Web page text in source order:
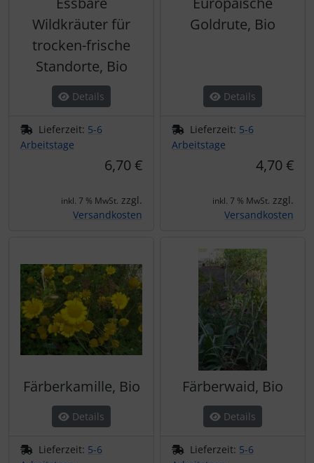
Wildkräuter für
trocken-frische
Standorte, Bio
Details
Lieferzeit: 5-6
Arbeitstage
6,70 €
inkl. 7 % MwSt. zzgl.
Versandkosten
Goldrute, Bio
Details
Lieferzeit: 5-6
Arbeitstage
4,70 €
inkl. 7 % MwSt. zzgl.
Versandkosten
Färberkamille, Bio
Details
Lieferzeit: 5-6
Färberwaid, Bio
Details
Lieferzeit: 5-6